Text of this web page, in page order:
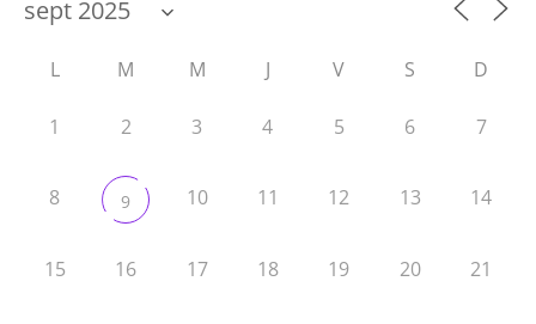
L M M J V S D
1 2 3 4 5 6 7
8 9 10 11 12 13 14
15 16 17 18 19 20 21